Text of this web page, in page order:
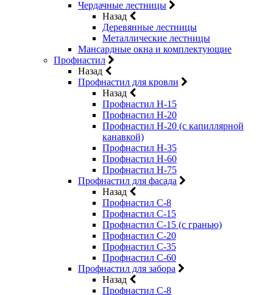
Чердачные лестницы
Назад
Деревянные лестницы
Металлические лестницы
Мансардные окна и комплектующие
Профнастил
Назад
Профнастил для кровли
Назад
Профнастил Н-15
Профнастил Н-20
Профнастил Н-20 (с капиллярной
канавкой)
Профнастил Н-35
Профнастил Н-60
Профнастил Н-75
Профнастил для фасада
Назад
Профнастил С-8
Профнастил С-15
Профнастил С-15 (с гранью)
Профнастил С-20
Профнастил С-35
Профнастил С-60
Профнастил для забора
Назад
Профнастил С-8